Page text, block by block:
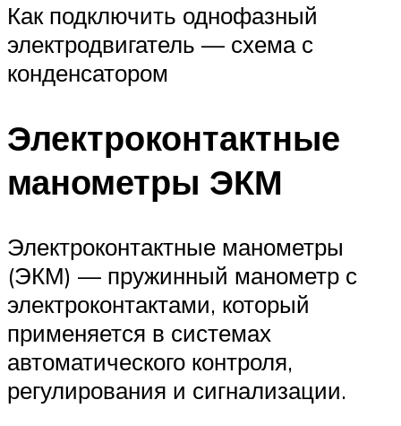
Как подключить однофазный
электродвигатель — схема с
конденсатором
Электроконтактные
манометры ЭКМ
Электроконтактные манометры
(ЭКМ) — пружинный манометр с
электроконтактами, который
применяется в системах
автоматического контроля,
регулирования и сигнализации.